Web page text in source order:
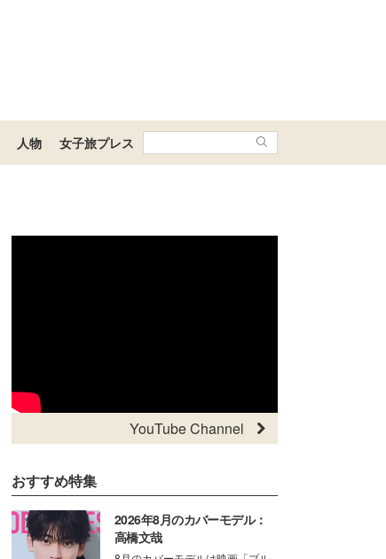
人物 女子旅プレス
YouTube Channel
おすすめ特集
2026年8月のカバーモデル：
高橋文哉